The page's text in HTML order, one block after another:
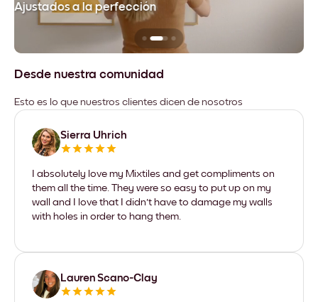
Ajustados a la perfección
Desde nuestra comunidad
Esto es lo que nuestros clientes dicen de nosotros
Sierra Uhrich
I absolutely love my Mixtiles and get compliments on
them all the time. They were so easy to put up on my
wall and I love that I didn't have to damage my walls
with holes in order to hang them.
Lauren Scano-Clay